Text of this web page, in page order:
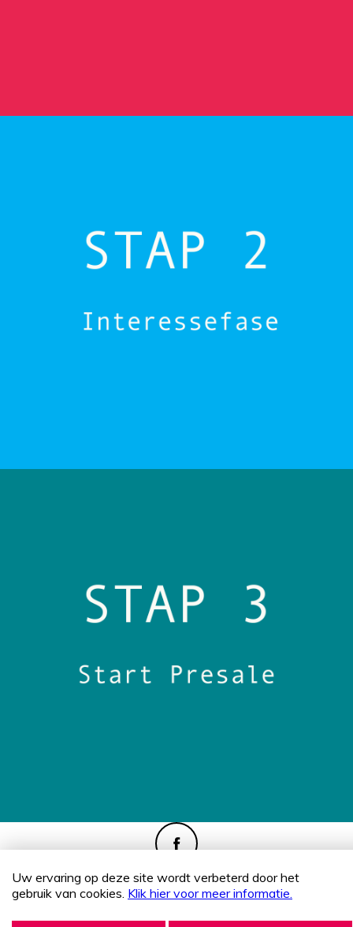
Uw ervaring op deze site wordt verbeterd door het
gebruik van cookies. Klik hier voor meer informatie.
Copyright 2026 Pakhuis West
Disclaimer & privacyverklaring